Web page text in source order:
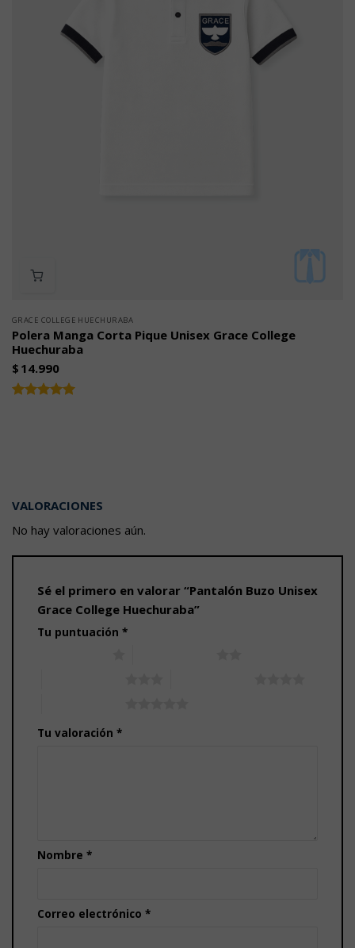
GRACE COLLEGE HUECHURABA
Polera Manga Corta Pique Unisex Grace College
Huechuraba
$ 14.990
VALORACIONES
No hay valoraciones aún.
Sé el primero en valorar “Pantalón Buzo Unisex
Grace College Huechuraba”
Tu puntuación *
Tu valoración *
Nombre *
Correo electrónico *